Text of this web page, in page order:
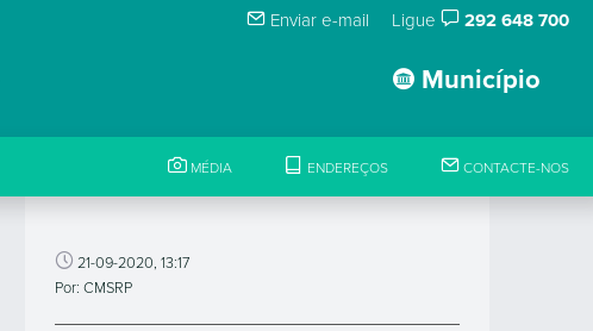
Enviar e-mail Ligue 292 648 700
Município
MÉDIA ENDEREÇOS CONTACTE-NOS
21-09-2020, 13:17
Por: CMSRP